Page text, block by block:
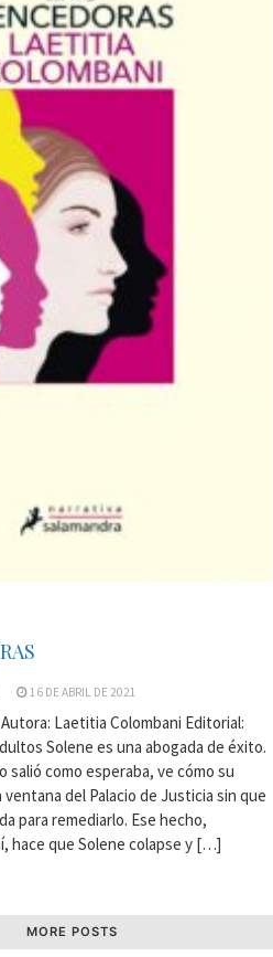
16 DE ABRIL DE 2021
Autora: Laetitia Colombani Editorial:
Solene es una abogada de éxito.
salió como esperaba, ve cómo su
del Palacio de Justicia sin que
para remediarlo. Ese hecho,
hace que Solene colapse y […]
MORE POSTS